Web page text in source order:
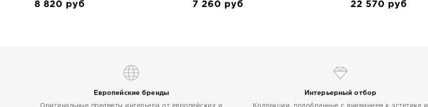
8 820 руб 7 260 руб 22 570 руб
Европейские бренды
Оригинальные предметы интерьера от европейских и
Интерьерный отбор
Коллекции, подобранные с вниманием к эстетике и